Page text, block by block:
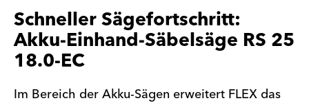
Schneller Sägefortschritt:
Akku-Einhand-Säbelsäge RS 25
18.0-EC
Im Bereich der Akku-Sägen erweitert FLEX das